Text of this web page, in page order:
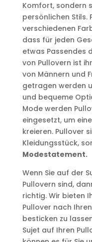
Komfort, sondern
persönlichen Stils.
verschiedenen
dass für jeden
etwas Passendes
von Pullovern ist
von Männern und
getragen werden
und bequeme
Mode werden
eingesetzt, um
kreieren. Pullover
Kleidungsstück,
Modestatement.
Wenn Sie auf der
Pullovern sind,
richtig. Wir bieten
Pullover nach
besticken zu
Sujet auf Ihren